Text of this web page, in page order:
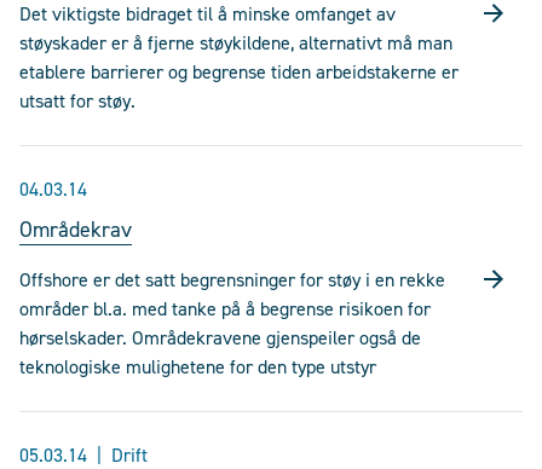
Det viktigste bidraget til å minske omfanget av
støyskader er å fjerne støykildene, alternativt må man
etablere barrierer og begrense tiden arbeidstakerne er
utsatt for støy.
04.03.14
Områdekrav
Offshore er det satt begrensninger for støy i en rekke
områder bl.a. med tanke på å begrense risikoen for
hørselskader. Områdekravene gjenspeiler også de
teknologiske mulighetene for den type utstyr
05.03.14 Drift